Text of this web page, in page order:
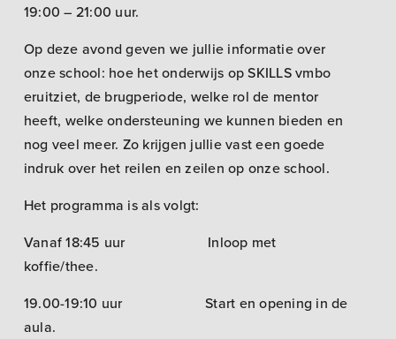
19:00 – 21:00 uur.
Op deze avond geven we jullie informatie over
onze school: hoe het onderwijs op SKILLS vmbo
eruitziet, de brugperiode, welke rol de mentor
heeft, welke ondersteuning we kunnen bieden en
nog veel meer. Zo krijgen jullie vast een goede
indruk over het reilen en zeilen op onze school.
Het programma is als volgt:
Vanaf 18:45 uur Inloop met
koffie/thee.
19.00-19:10 uur Start en opening in de
aula.